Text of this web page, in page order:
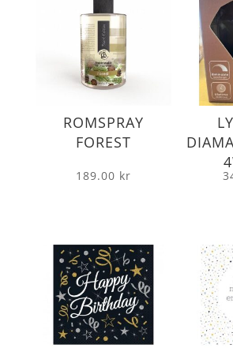
ROMSPRAY
FOREST
189.00 kr